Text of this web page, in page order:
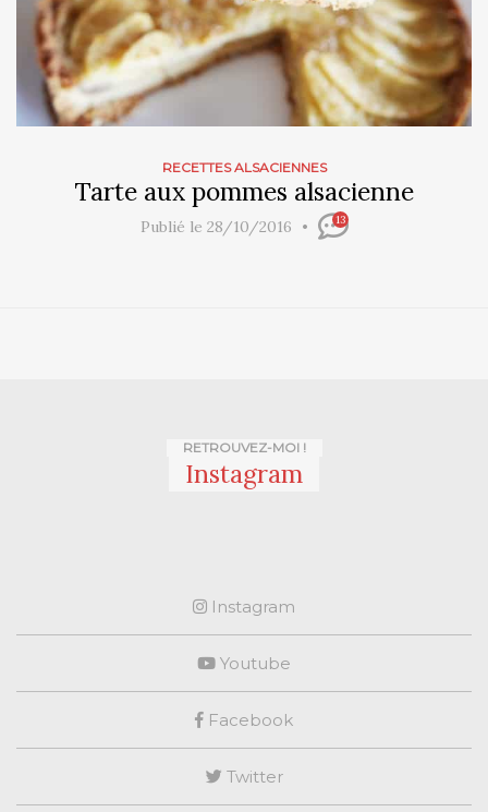
RECETTES ALSACIENNES
Tarte aux pommes alsacienne
Publié le 28/10/2016 13
RETROUVEZ-MOI !
Instagram
Instagram
Youtube
Facebook
Twitter